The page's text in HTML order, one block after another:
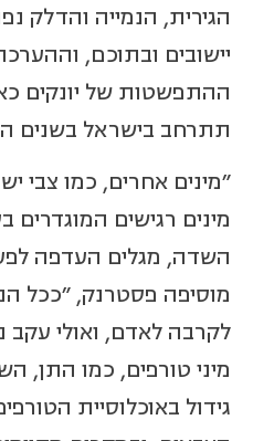
הגירית, הנמייה והדלק
יישובים ובתוכם,
ההתפשטות של יונקים
תתרחב בישראל בשנים
"מינים אחרים, כמו צבי
מינים רגישים
השדה, מגלים העדפה
מוסיפה פסטרנק, "ככל
לקרבה לאדם, ואולי
מיני טורפים, כמו התן,
גידול באוכלוסיית